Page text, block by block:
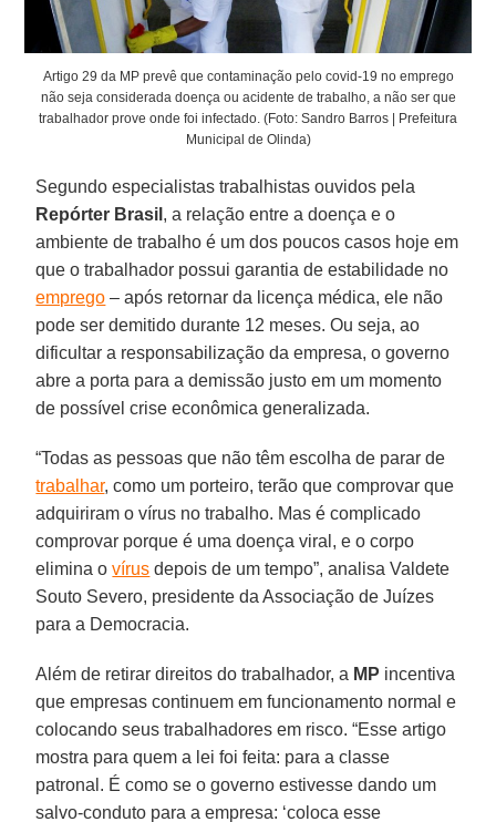
Artigo 29 da MP prevê que contaminação pelo covid-19 no emprego
não seja considerada doença ou acidente de trabalho, a não ser que
trabalhador prove onde foi infectado. (Foto: Sandro Barros | Prefeitura
Municipal de Olinda)
Segundo especialistas trabalhistas ouvidos pela
Repórter Brasil , a relação entre a doença e o
ambiente de trabalho é um dos poucos casos hoje em
que o trabalhador possui garantia de estabilidade no
emprego – após retornar da licença médica, ele não
pode ser demitido durante 12 meses. Ou seja, ao
dificultar a responsabilização da empresa, o governo
abre a porta para a demissão justo em um momento
de possível crise econômica generalizada.
“Todas as pessoas que não têm escolha de parar de
trabalhar, como um porteiro, terão que comprovar que
adquiriram o vírus no trabalho. Mas é complicado
comprovar porque é uma doença viral, e o corpo
elimina ovírus depois de um tempo”, analisa Valdete
Souto Severo, presidente da Associação de Juízes
para a Democracia.
Além de retirar direitos do trabalhador, a MP incentiva
que empresas continuem em funcionamento normal e
colocando seus trabalhadores em risco. “Esse artigo
mostra para quem a lei foi feita: para a classe
patronal. É como se o governo estivesse dando um
salvo-conduto para a empresa: ‘coloca esse